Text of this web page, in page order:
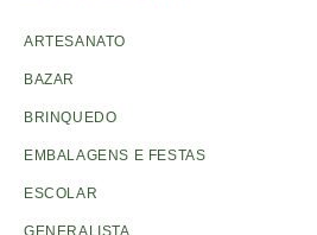
ARTESANATO
BAZAR
BRINQUEDO
EMBALAGENS E FESTAS
ESCOLAR
GENERALISTA